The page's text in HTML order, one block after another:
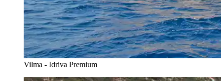
Vilma - Idriva Premium